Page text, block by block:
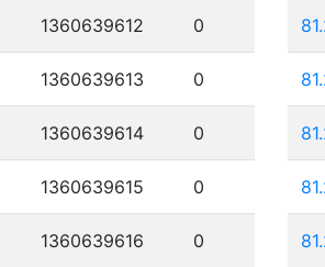
1360639612 0
1360639613 0
1360639614 0
1360639615 0
1360639616 0